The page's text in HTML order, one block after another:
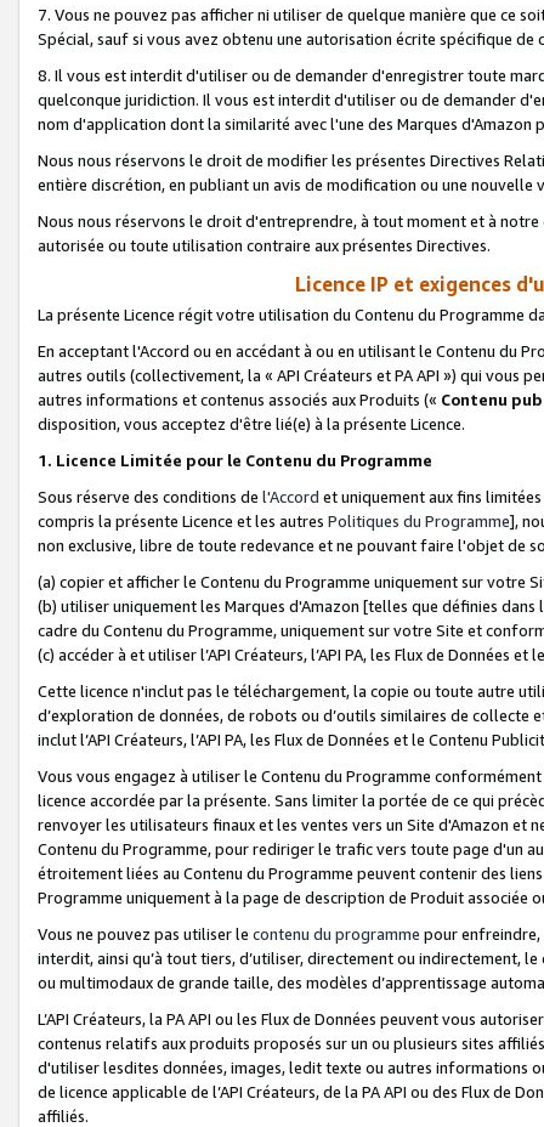
7. Vous ne pouvez pas afficher ni utiliser de quelque manière que ce
Spécial, sauf si vous avez obtenu une autorisation écrite spécifique de
8. Il vous est interdit d'utiliser ou de demander d'enregistrer toute
quelconque juridiction. Il vous est interdit d'utiliser ou de demander
nom d'application dont la similarité avec l'une des Marques
Nous nous réservons le droit de modifier les présentes Directives
entière discrétion, en publiant un avis de modification ou une nouvelle
Nous nous réservons le droit d'entreprendre, à tout moment et à
autorisée ou toute utilisation contraire aux présentes Directives.
Licence IP et exigences
La présente Licence régit votre utilisation du Contenu du Programme
En acceptant l'Accord ou en accédant à ou en utilisant le Contenu du
autres outils (collectivement, la « API Créateurs et PA API ») qui vous
autres informations et contenus associés aux Produits (« Contenu
disposition, vous acceptez d'être lié(e) à la présente Licence.
1. Licence Limitée pour le Contenu du Programme
Sous réserve des conditions de l'Accord et uniquement aux fins
compris la présente Licence et les autres Politiques du Programme],
non exclusive, libre de toute redevance et ne pouvant faire l'objet de
(a) copier et afficher le Contenu du Programme uniquement sur votre
(b) utiliser uniquement les Marques d'Amazon [telles que définies dans
cadre du Contenu du Programme, uniquement sur votre Site et
(c) accéder à et utiliser l’API Créateurs, l’API PA, les Flux de Données
Cette licence n'inclut pas le téléchargement, la copie ou toute autre
d’exploration de données, de robots ou d’outils similaires de
inclut l’API Créateurs, l’API PA, les Flux de Données et le Contenu
Vous vous engagez à utiliser le Contenu du Programme
licence accordée par la présente. Sans limiter la portée de ce qui
renvoyer les utilisateurs finaux et les ventes vers un Site d'Amazon et
Contenu du Programme, pour rediriger le trafic vers toute page d'un
étroitement liées au Contenu du Programme peuvent contenir des
Programme uniquement à la page de description de Produit associée
Vous ne pouvez pas utiliser le contenu du programme pour
interdit, ainsi qu’à tout tiers, d’utiliser, directement ou indirectement,
ou multimodaux de grande taille, des modèles d’apprentissage
L’API Créateurs, la PA API ou les Flux de Données peuvent vous
contenus relatifs aux produits proposés sur un ou plusieurs sites
d'utiliser lesdites données, images, ledit texte ou autres informations
de licence applicable de l’API Créateurs, de la PA API ou des Flux de
affiliés.